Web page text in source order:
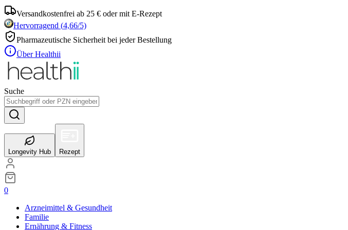
Versandkostenfrei ab 25 € oder mit E-Rezept
Hervorragend (4,66/5)
Pharmazeutische Sicherheit bei jeder Bestellung
Über Healthii
Suche
Longevity Hub Rezept
0
Arzneimittel & Gesundheit
Familie
Ernährung & Fitness